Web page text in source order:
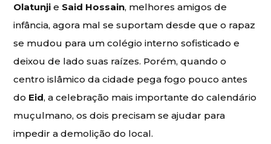
Olatunji e Said Hossain, melhores amigos de
infância, agora mal se suportam desde que o rapaz
se mudou para um colégio interno sofisticado e
deixou de lado suas raízes. Porém, quando o
centro islâmico da cidade pega fogo pouco antes
do Eid, a celebração mais importante do calendário
muçulmano, os dois precisam se ajudar para
impedir a demolição do local.